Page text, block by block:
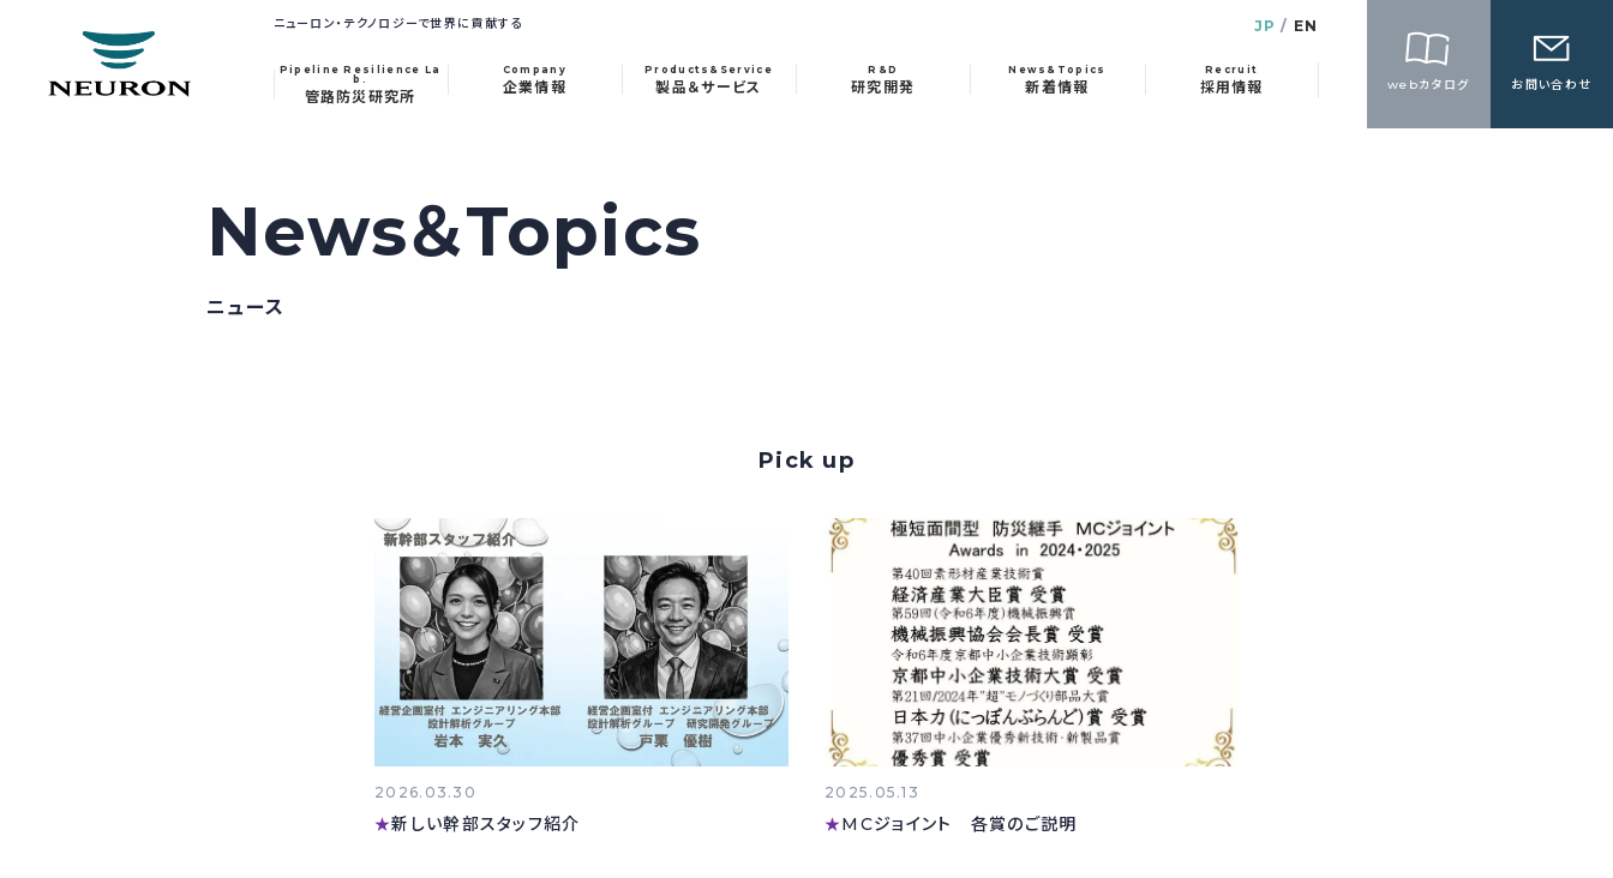
ニューロン・テクノロジーで世界に貢献する JP EN
Pipeline Resilience La
b.
管路防災研究所
Company
企業情報
Products&Service
製品＆サービス
R&D
研究開発
News&Topics
新着情報
Recruit
採用情報 webカタログ お問い合わせ
News＆Topics
ニュース
Pick up
2026.03.30
★新しい幹部スタッフ紹介
2025.05.13
★MCジョイント 各賞のご説明